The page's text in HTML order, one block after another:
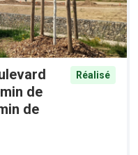
de
de
Réalisé